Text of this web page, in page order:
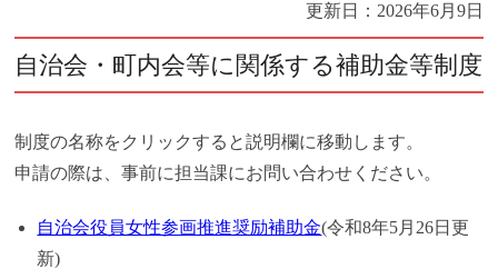
更新日： 2026年6月9日
自治会・町内会等に関係する補助金等制度
制度の名称をクリックすると説明欄に移動します。
申請の際は、事前に担当課にお問い合わせください。
自治会役員女性参画推進奨励補助金(令和8年5月26日更
新)